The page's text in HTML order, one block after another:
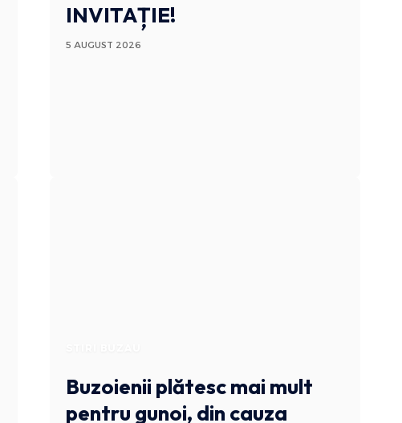
INVITAȚIE!
5 AUGUST 2026
Buzoienii plătesc mai mult
pentru gunoi, din cauza